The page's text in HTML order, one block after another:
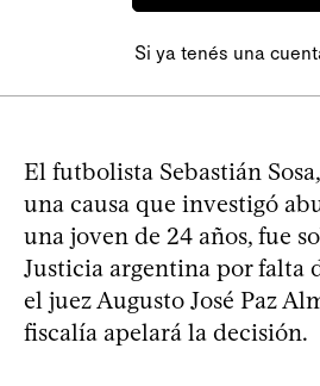
Si ya tenés una
El futbolista Sebastián
una causa que investigó
una joven de 24 años, fue
Justicia argentina por falta
el juez Augusto José Paz
fiscalía apelará la decisión.